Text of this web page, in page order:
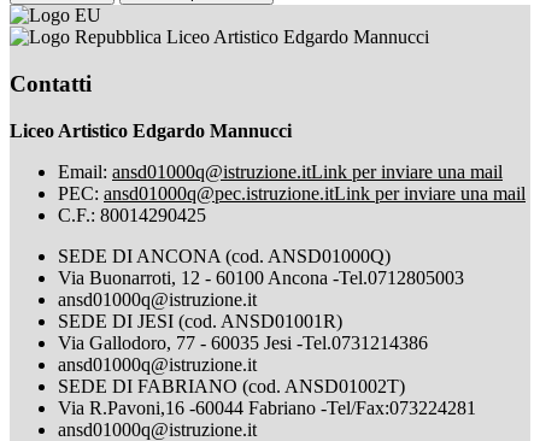
Liceo Artistico Edgardo Mannucci
Contatti
Liceo Artistico Edgardo Mannucci
Email: ansd01000q@istruzione.itLink per inviare una mail
PEC: ansd01000q@pec.istruzione.itLink per inviare una mail
C.F.: 80014290425
SEDE DI ANCONA (cod. ANSD01000Q)
Via Buonarroti, 12 - 60100 Ancona -Tel.0712805003
ansd01000q@istruzione.it
SEDE DI JESI (cod. ANSD01001R)
Via Gallodoro, 77 - 60035 Jesi -Tel.0731214386
ansd01000q@istruzione.it
SEDE DI FABRIANO (cod. ANSD01002T)
Via R.Pavoni,16 -60044 Fabriano -Tel/Fax:073224281
ansd01000q@istruzione.it